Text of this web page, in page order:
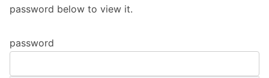
password below to view it.
password